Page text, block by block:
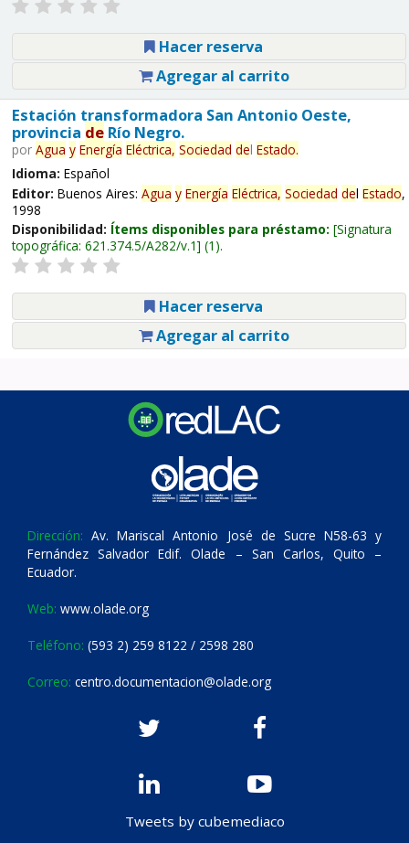
Hacer reserva
Agregar al carrito
Estación transformadora San Antonio Oeste,
provincia deRío Negro.
por Agua y Energía Eléctrica, Sociedad del Estado.
Idioma: Español
Editor: Buenos Aires: Agua y Energía Eléctrica, Sociedad del Estado,
1998
Disponibilidad: Ítems disponibles para préstamo: Signatura
topográfica: 621.374.5/A282/v.1 (1).
Hacer reserva
Agregar al carrito
Dirección: Av. Mariscal Antonio José de Sucre N58-63 y
Fernández Salvador Edif. Olade – San Carlos, Quito –
Ecuador.
Web: www.olade.org
Teléfono: (593 2) 259 8122 / 2598 280
Correo: centro.documentacion@olade.org
Tweets by cubemediaco